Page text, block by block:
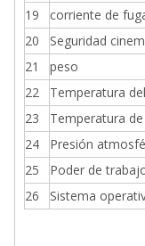
19
corriente de
20
Seguridad
21
peso
22
Temperatura
23
Temperatura
24
Presión
25
Poder de
26
Sistema